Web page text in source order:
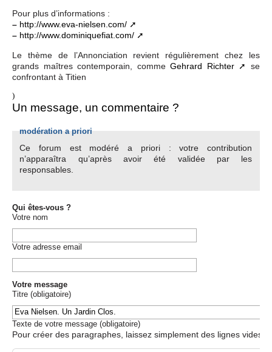
Pour plus d’informations :
– http://www.eva-nielsen.com/
– http://www.dominiquefiat.com/
Le thème de l’Annonciation revient régulièrement chez les
grands maîtres contemporain, commeGehrard Richter
se
confrontant à Titien
)
Un message, un commentaire ?
modération a priori
Ce forum est modéré a priori : votre contribution
n’apparaîtra qu’après avoir été validée par les
responsables.
Qui êtes-vous ?
Votre nom
Votre adresse email
Votre message
Titre (obligatoire)
Texte de votre message (obligatoire)
Pour créer des paragraphes, laissez simplement des lignes vides.